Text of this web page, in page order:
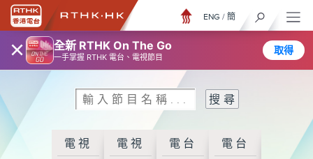
× 全新 RTHK On The Go
一手掌握 RTHK 電台、電視節目
取得
ENG / 簡
電視 電視 電台 電台